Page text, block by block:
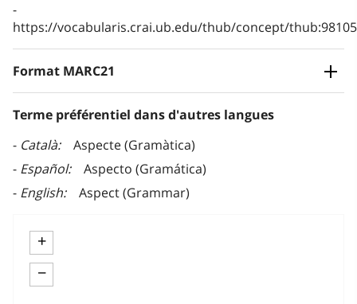
https://vocabularis.crai.ub.edu/thub/concept/
Format MARC21
Terme préférentiel dans d'autres langues
Català
Aspecte (Gramàtica)
Español
Aspecto (Gramática)
English
Aspect (Grammar)
+
−